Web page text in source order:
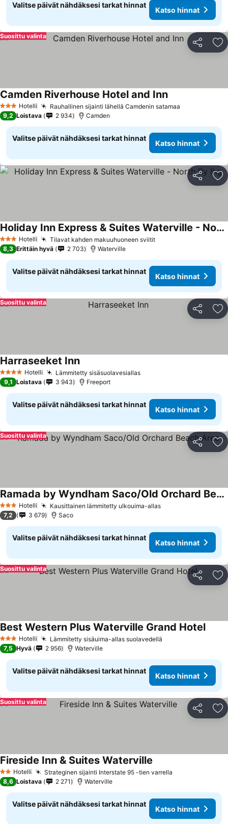
Valitse päivät nähdäksesi tarkat hinnat
Katso hinnat
Jaa
Suosittu valinta
3 Tähtiluokitus
Hotelli Rauhallinen sijainti lähellä Camdenin satamaa
Camden Riverhouse Hotel and Inn
9,2 Loistava 2 934 Camden
Valitse päivät nähdäksesi tarkat hinnat
Katso hinnat
Jaa
3 Tähtiluokitus
Hotelli Tilavat kahden makuuhuoneen sviitit
Holiday Inn Express & Suites Waterville - North By Ihg
8,3 Erittäin hyvä 2 703 Waterville
Valitse päivät nähdäksesi tarkat hinnat
Katso hinnat
Jaa
Suosittu valinta
4 Tähtiluokitus
Hotelli Lämmitetty sisäsuolavesiallas
Harraseeket Inn
9,1 Loistava 3 943 Freeport
Valitse päivät nähdäksesi tarkat hinnat
Katso hinnat
Jaa
Suosittu valinta
3 Tähtiluokitus
Hotelli Kausittainen lämmitetty ulkouima-allas
Ramada by Wyndham Saco/Old Orchard Beach Area
7,2 3 679 Saco
Valitse päivät nähdäksesi tarkat hinnat
Katso hinnat
Jaa
Suosittu valinta
3 Tähtiluokitus
Hotelli Lämmitetty sisäuima-allas suolavedellä
Best Western Plus Waterville Grand Hotel
7,5 Hyvä 2 956 Waterville
Valitse päivät nähdäksesi tarkat hinnat
Katso hinnat
Jaa
Suosittu valinta
2 Tähtiluokitus
Hotelli Strateginen sijainti Interstate 95 -tien varrella
Fireside Inn & Suites Waterville
8,6 Loistava 2 271 Waterville
Valitse päivät nähdäksesi tarkat hinnat
Katso hinnat